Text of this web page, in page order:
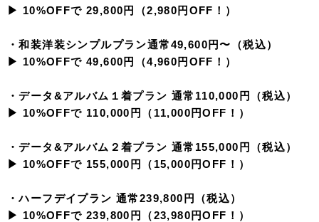
▶︎ 10%OFFで 29,800円（2,980円OFF！）
・和装洋装シンプルプラン通常49,600円〜（税込）
▶︎ 10%OFFで 49,600円（4,960円OFF！）
・データ&アルバム１着プラン 通常110,000円（税込）
▶︎ 10%OFFで 110,000円（11,000円OFF！）
・データ&アルバム２着プラン 通常155,000円（税込）
▶︎ 10%OFFで 155,000円（15,000円OFF！）
・ハーフデイプラン 通常239,800円（税込）
▶︎ 10%OFFで 239,800円（23,980円OFF！）